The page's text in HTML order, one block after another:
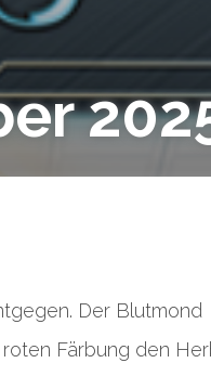
Der Blutmond
Färbung den